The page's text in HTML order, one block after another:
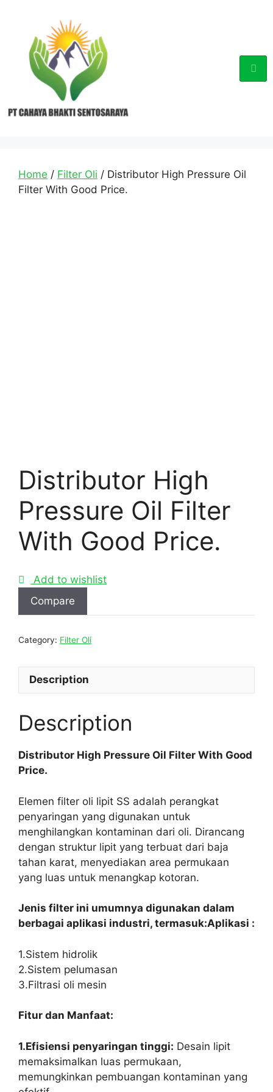
Home / Filter Oli / Distributor High Pressure Oil
Filter With Good Price.
Distributor High
Pressure Oil Filter
With Good Price.
Add to wishlist
Compare
Category: Filter Oli
Description
Description
Distributor High Pressure Oil Filter With Good
Price.
Elemen filter oli lipit SS adalah perangkat
penyaringan yang digunakan untuk
menghilangkan kontaminan dari oli. Dirancang
dengan struktur lipit yang terbuat dari baja
tahan karat, menyediakan area permukaan
yang luas untuk menangkap kotoran.
Jenis filter ini umumnya digunakan dalam
berbagai aplikasi industri, termasuk:Aplikasi :
1.Sistem hidrolik
2.Sistem pelumasan
3.Filtrasi oli mesin
Fitur dan Manfaat:
1.Efisiensi penyaringan tinggi: Desain lipit
memaksimalkan luas permukaan,
memungkinkan pembuangan kontaminan yang